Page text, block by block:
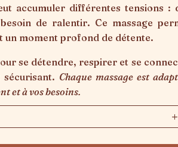
accumuler différentes tensions :
de ralentir. Ce massage
un moment profond de détente.
se détendre, respirer et se
Chaque massage est
et à vos besoins.